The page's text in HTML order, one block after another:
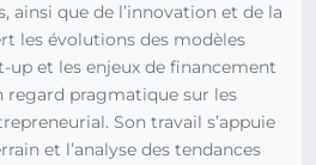
ainsi que de l’innovation et de la
les évolutions des modèles
up et les enjeux de financement
regard pragmatique sur les
Son travail s’appuie
et l’analyse des tendances